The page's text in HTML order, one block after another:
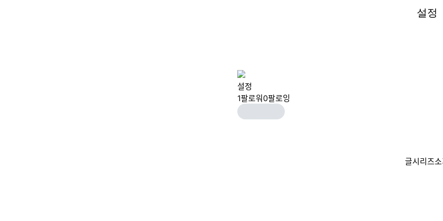
설정
설정
설정
1팔로워 0팔로잉
글시리즈